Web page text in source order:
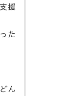
援
た
ん